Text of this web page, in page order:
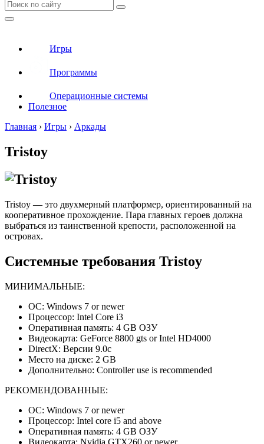
Игры
Программы
Операционные системы
Полезное
Главная › Игры › Аркады
Tristoy
Tristoy — это двухмерный платформер, ориентированный на
кооперативное прохождение. Пара главных героев должна
выбраться из таинственной крепости, расположенной на
островах.
Системные требования Tristoy
МИНИМАЛЬНЫЕ:
ОС: Windows 7 or newer
Процессор: Intel Core i3
Оперативная память: 4 GB ОЗУ
Видеокарта: GeForce 8800 gts or Intel HD4000
DirectX: Версии 9.0c
Место на диске: 2 GB
Дополнительно: Controller use is recommended
РЕКОМЕНДОВАННЫЕ:
ОС: Windows 7 or newer
Процессор: Intel core i5 and above
Оперативная память: 4 GB ОЗУ
Видеокарта: Nvidia GTX260 or newer